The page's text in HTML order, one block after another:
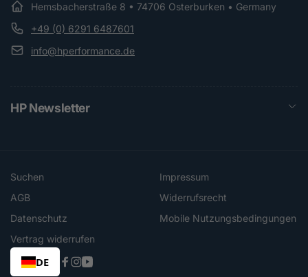
Hemsbacherstraße 8 • 74706 Osterburken • Germany
+49 (0) 6291 6487601
info@hperformance.de
HP Newsletter
Suchen
Impressum
AGB
Widerrufsrecht
Datenschutz
Mobile Nutzungsbedingungen
Vertrag widerrufen
DE
Facebook
Instagram
YouTube